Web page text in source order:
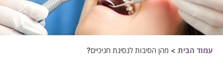
עמוד הבית > מהן הסיבות לנסיגת חניכיים?